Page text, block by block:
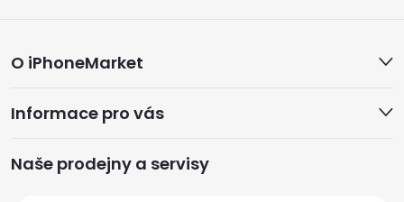
á
p
a
O iPhoneMarket
Informace pro vás
Naše prodejny a servisy